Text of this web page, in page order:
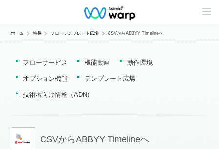
C
n
e
ホーム 特長 フローテンプレート広場 CSVからABBYY Timelineへ
フローサービス 機能動画 動作環境
オプション機能 テンプレート広場
技術者向け情報（ADN）
CSVからABBYY Timelineへ